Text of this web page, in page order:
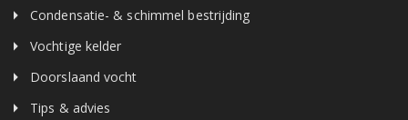
Condensatie- & schimmel bestrijding
Vochtige kelder
Doorslaand vocht
Tips & advies